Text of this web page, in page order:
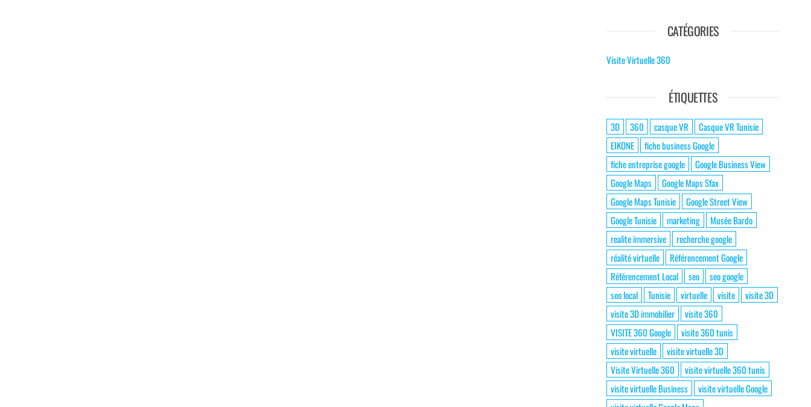
CATÉGORIES
Visite Virtuelle 360
ÉTIQUETTES
3D 360 casque VR
Casque VR Tunisie
EIKONE
fiche business Google
fiche entreprise google
Google Business View
Google Maps
Google Maps Sfax
Google Maps Tunisie
Google Street View
Google Tunisie
marketing
Musée Bardo
realite immersive
recherche google
réalité virtuelle
Référencement Google
Référencement Local
seo
seo google
seo local
Tunisie virtuelle visite
visite 3D
visite 3D immobilier
visite 360
VISITE 360 Google
visite 360 tunis
visite virtuelle
visite virtuelle 3D
Visite Virtuelle 360
visite virtuelle 360 tunis
visite virtuelle Business
visite virtuelle Google